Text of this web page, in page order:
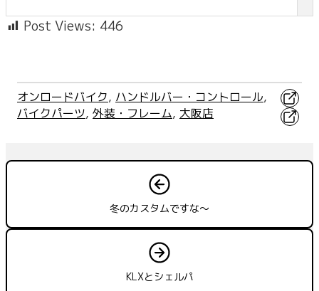
イダーには恵まれた環境です。ピット予約※現在休止中レ
ンタル相談※現在休止中店舗トピック一覧を表示https://w
Post Views: 446
オンロードバイク, ハンドルバー・コントロール
バイクパーツ, 外装・フレーム, 大阪店
X
冬のカスタムですな～
KLXとシェルパ